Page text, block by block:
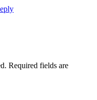
Required fields are